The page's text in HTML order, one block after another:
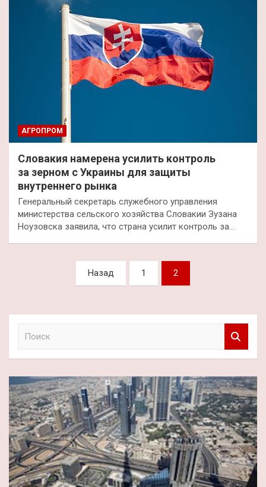
АГРОПРОМ
Словакия намерена усилить контроль
за зерном с Украины для защиты
внутреннего рынка
Генеральный секретарь служебного управления
министерства сельского хозяйства Словакии Зузана
Ноузовска заявила, что страна усилит контроль за…
Назад 1 2
к